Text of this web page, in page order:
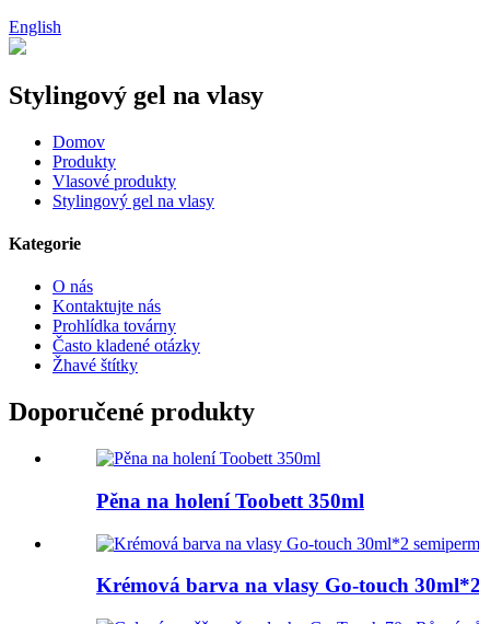
English
Stylingový gel na vlasy
Domov
Produkty
Vlasové produkty
Stylingový gel na vlasy
Kategorie
O nás
Kontaktujte nás
Prohlídka továrny
Často kladené otázky
Žhavé štítky
Doporučené produkty
Pěna na holení Toobett 350ml
Krémová barva na vlasy Go-touch